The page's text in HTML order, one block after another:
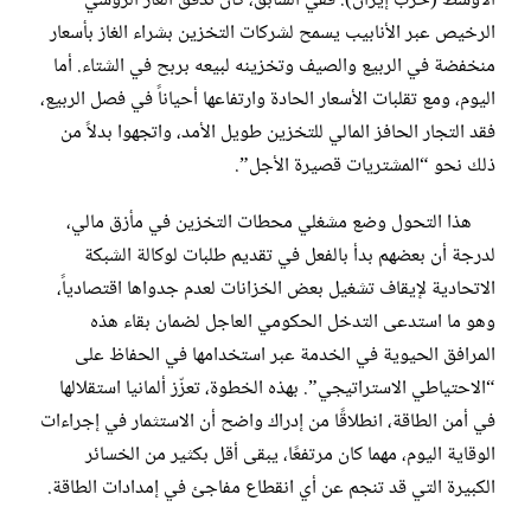
الرخيص عبر الأنابيب يسمح لشركات التخزين بشراء الغاز بأسعار
منخفضة في الربيع والصيف وتخزينه لبيعه بربح في الشتاء. أما
اليوم، ومع تقلبات الأسعار الحادة وارتفاعها أحياناً في فصل الربيع،
فقد التجار الحافز المالي للتخزين طويل الأمد، واتجهوا بدلاً من
ذلك نحو “المشتريات قصيرة الأجل”.
هذا التحول وضع مشغلي محطات التخزين في مأزق مالي،
لدرجة أن بعضهم بدأ بالفعل في تقديم طلبات لوكالة الشبكة
الاتحادية لإيقاف تشغيل بعض الخزانات لعدم جدواها اقتصادياً،
وهو ما استدعى التدخل الحكومي العاجل لضمان بقاء هذه
المرافق الحيوية في الخدمة عبر استخدامها في الحفاظ على
“الاحتياطي الاستراتيجي”. بهذه الخطوة، تعزّز ألمانيا استقلالها
في أمن الطاقة، انطلاقًا من إدراك واضح أن الاستثمار في إجراءات
الوقاية اليوم، مهما كان مرتفعًا، يبقى أقل بكثير من الخسائر
الكبيرة التي قد تنجم عن أي انقطاع مفاجئ في إمدادات الطاقة.